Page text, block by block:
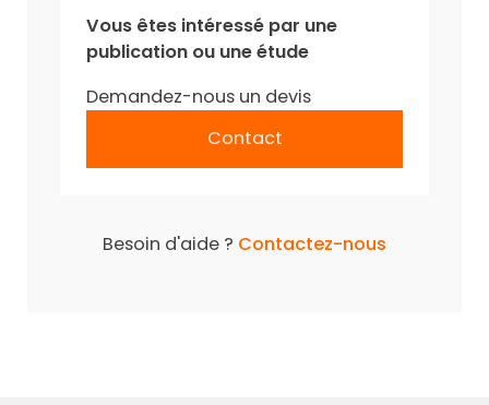
Vous êtes intéressé par une
publication ou une étude
Demandez-nous un devis
Contact
Besoin d'aide ? Contactez-nous